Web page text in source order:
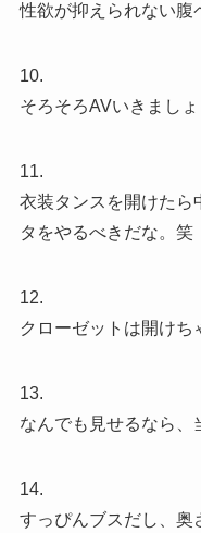
性欲が抑えられない腹
10.
そろそろAVいきましょ
11.
衣装タンスを開けたら
タをやるべきだな。笑
12.
クローゼットは開けち
13.
なんでも見せるなら、
14.
すっぴんブスだし、奥